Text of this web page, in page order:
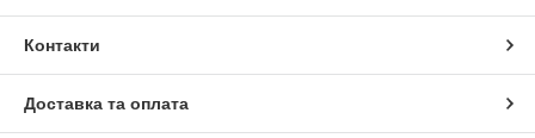
Контакти
Доставка та оплата